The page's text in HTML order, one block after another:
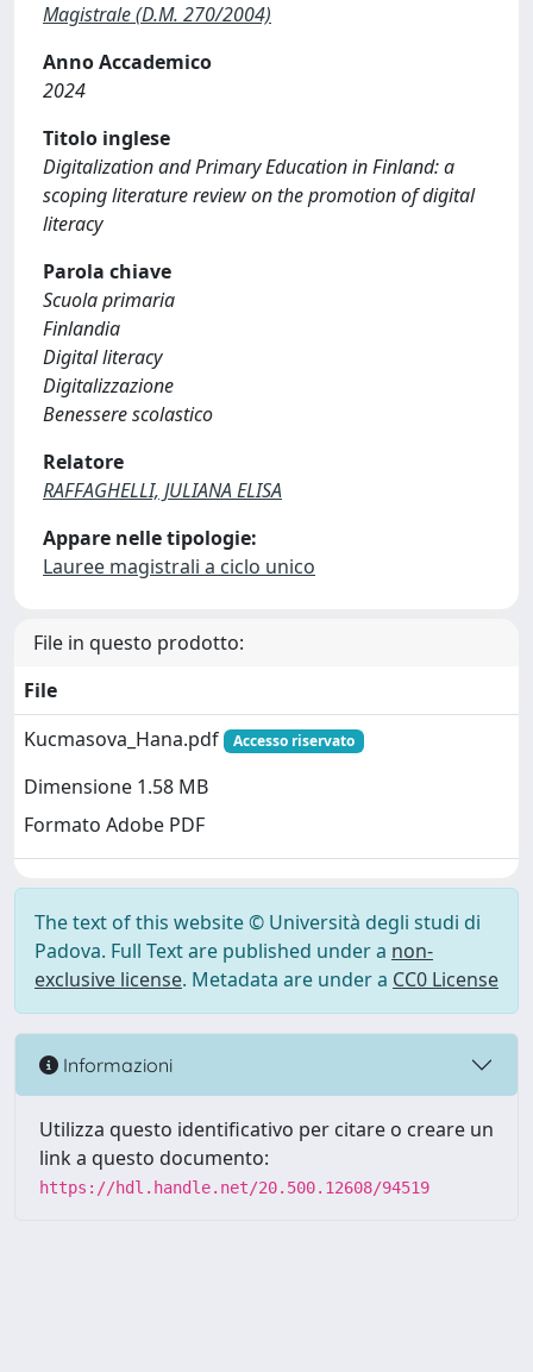
Magistrale (D.M. 270/2004)
Anno Accademico
2024
Titolo inglese
Digitalization and Primary Education in Finland: a
scoping literature review on the promotion of digital
literacy
Parola chiave
Scuola primaria
Finlandia
Digital literacy
Digitalizzazione
Benessere scolastico
Relatore
RAFFAGHELLI, JULIANA ELISA
Appare nelle tipologie:
Lauree magistrali a ciclo unico
File in questo prodotto:
File
Kucmasova_Hana.pdf
Accesso riservato
Dimensione 1.58 MB
Formato Adobe PDF
The text of this website © Università degli studi di
Padova. Full Text are published under a non-
exclusive license. Metadata are under a CC0 License
Informazioni
Utilizza questo identificativo per citare o creare un
link a questo documento:
https://hdl.handle.net/20.500.12608/94519